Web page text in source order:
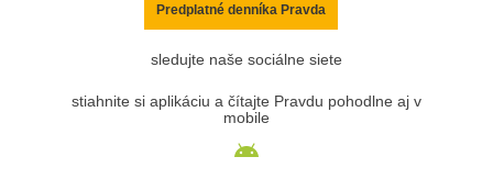
Predplatné denníka Pravda
sledujte naše sociálne siete
stiahnite si aplikáciu a čítajte Pravdu pohodlne aj v
mobile